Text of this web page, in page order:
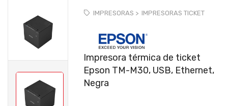
IMPRESORAS > IMPRESORAS TICKET
Impresora térmica de ticket
Epson TM-M30, USB, Ethernet,
Negra